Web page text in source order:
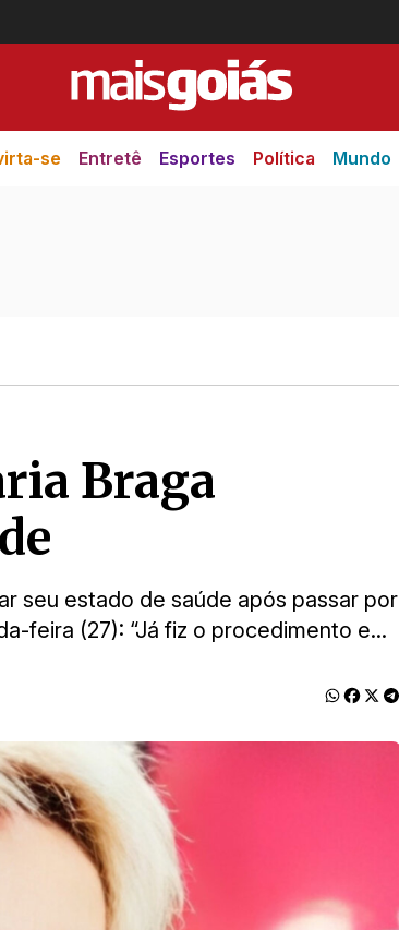
se Entretê Esportes Política Mundo
Braga
seu estado de saúde após passar por
feira (27): “Já fiz o procedimento e...